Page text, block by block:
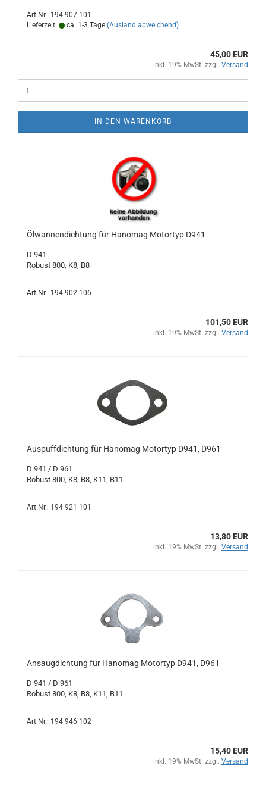
Art.Nr.: 194 907 101
Lieferzeit:
ca. 1-3 Tage (Ausland abweichend)
45,00 EUR
inkl. 19% MwSt. zzgl. Versand
IN DEN WARENKORB
Ölwannendichtung für Hanomag Motortyp D941
D 941
Robust 800, K8, B8
Art.Nr.: 194 902 106
101,50 EUR
inkl. 19% MwSt. zzgl. Versand
Auspuffdichtung für Hanomag Motortyp D941, D961
D 941 / D 961
Robust 800, K8, B8, K11, B11
Art.Nr.: 194 921 101
13,80 EUR
inkl. 19% MwSt. zzgl. Versand
Ansaugdichtung für Hanomag Motortyp D941, D961
D 941 / D 961
Robust 800, K8, B8, K11, B11
Art.Nr.: 194 946 102
15,40 EUR
inkl. 19% MwSt. zzgl. Versand